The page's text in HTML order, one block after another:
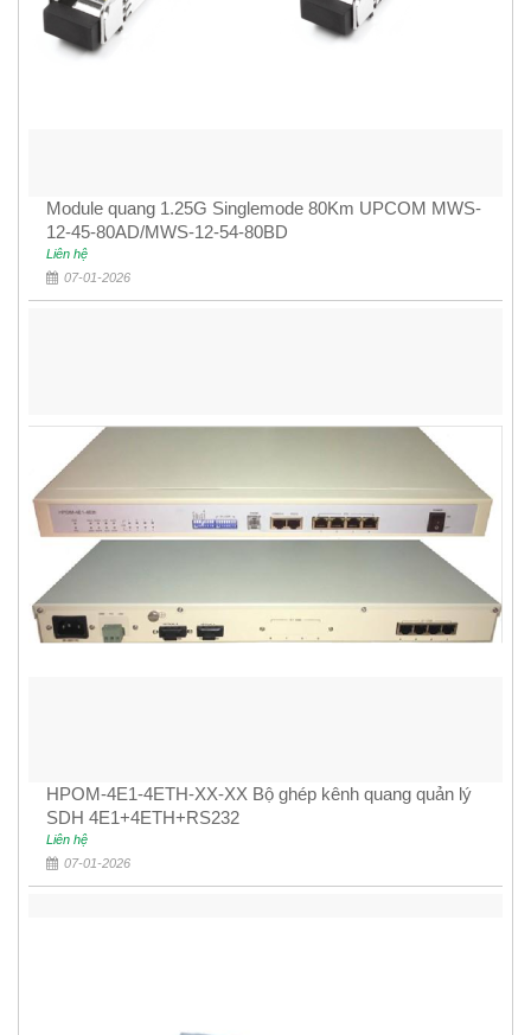
Module quang 1.25G Singlemode 80Km UPCOM MWS-
12-45-80AD/MWS-12-54-80BD
Liên hệ
07-01-2026
HPOM-4E1-4ETH-XX-XX Bộ ghép kênh quang quản lý
SDH 4E1+4ETH+RS232
Liên hệ
07-01-2026